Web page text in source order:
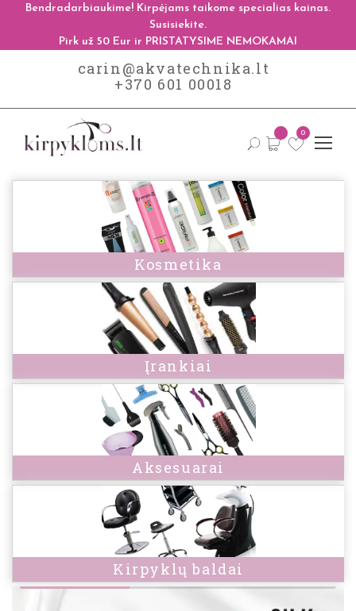
Bendradarbiaukime! Kirpėjams taikome specialias kainas.
Susisiekite.
Pirk už 50 Eur ir PRISTATYSIME NEMOKAMAI
carin@akvatechnika.lt
+370 601 00018
0
Kosmetika
Įrankiai
Aksesuarai
Kirpyklų baldai